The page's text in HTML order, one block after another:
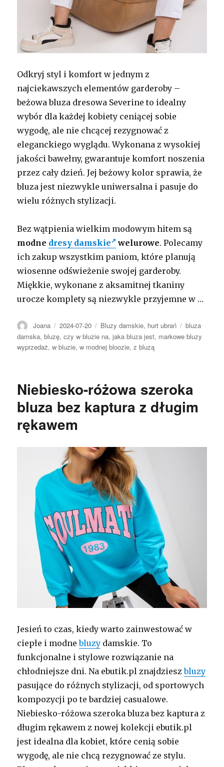
Odkryj styl i komfort w jednym z
najciekawszych elementów garderoby –
beżowa bluza dresowa Severine to idealny
wybór dla każdej kobiety ceniącej sobie
wygodę, ale nie chcącej rezygnować z
eleganckiego wyglądu. Wykonana z wysokiej
jakości bawełny, gwarantuje komfort noszenia
przez cały dzień. Jej beżowy kolor sprawia, że
bluza jest niezwykle uniwersalna i pasuje do
wielu różnych stylizacji.
Bez wątpienia wielkim modowym hitem są
modne dresy damskie welurowe. Polecamy
ich zakup wszystkim paniom, które planują
wiosenne odświeżenie swojej garderoby.
Miękkie, wykonane z aksamitnej tkaniny
urocze komplety są niezwykle przyjemne w …
Autor
Joana Opublikowano
2024-07-20 Kategorie
Bluzy damskie, hurt ubrań Tagi
bluza
damska,bluzę,czy w bluzie na,jaka bluza jest, markowe bluzy
wyprzedaż,w bluzie,w modnej bloozie,z bluzą
Niebiesko-różowa szeroka
bluza bez kaptura z długim
rękawem
Jesień to czas, kiedy warto zainwestować w
ciepłe i modnebluzy damskie. To
funkcjonalne i stylowe rozwiązanie na
chłodniejsze dni. Na ebutik.pl znajdzieszbluzy
pasujące do różnych stylizacji, od sportowych
kompozycji po te bardziej casualowe.
Niebiesko-różowa szeroka bluza bez kaptura z
długim rękawem z nowej kolekcji ebutik.pl
jest idealna dla kobiet, które cenią sobie
wygodę, ale nie chcą rezygnować ze stylu.